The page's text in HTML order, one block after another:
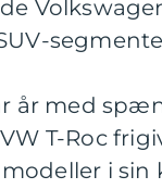
år med
T-Roc
i